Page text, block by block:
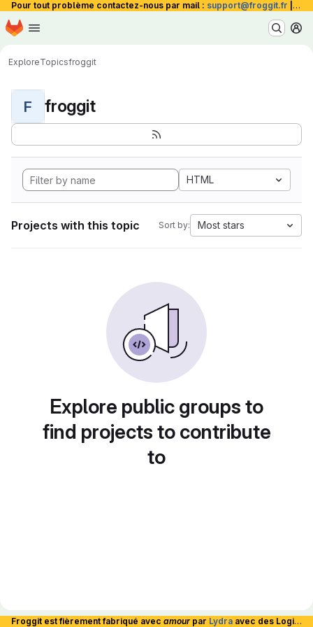
Pour tout problème contactez-nous par mail : support@froggit.fr La
Skip to main content
Homepage
ExploreTopicsfroggit
F froggit
HTML
Projects with this topic Sort by: Most stars
Explore public groups to
find projects to contribute
to
Froggit est fièrement fabriqué avec amour par Lydra avec des Logiciels Libres et hébergé en